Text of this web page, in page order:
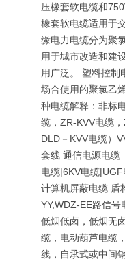
压橡套软电缆和
橡套软电缆适用于
缘电力电缆分为聚
用于城市改造和建
用广泛。 塑料控制
场合使用的聚氯乙
种电缆解释：非标
缆，ZR-KVV电缆
DLD－KVV电缆）
套线 通信电源电缆
电缆|6KV电缆
计算机屏蔽电缆 盾
YY,WDZ-EE路信
低烟低卤，低烟无
缆，电动葫芦电缆
线，自承式或中间